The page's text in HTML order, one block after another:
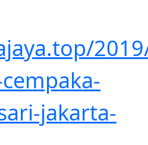
jakarta-